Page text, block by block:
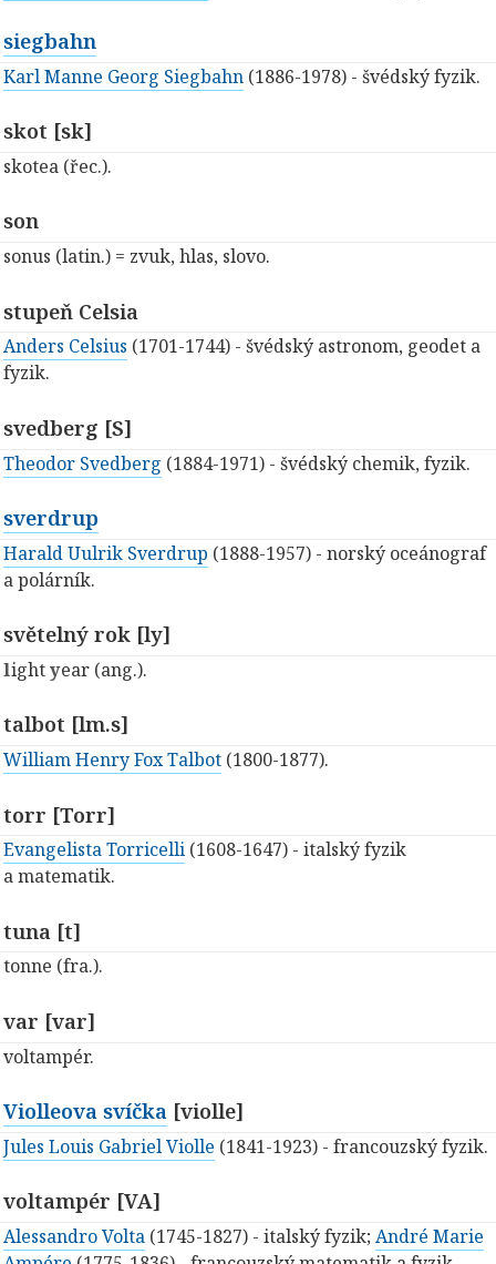
siegbahn
Karl Manne Georg Siegbahn (1886-1978) - švédský fyzik.
skot [sk]
skotea (řec.).
son
sonus (latin.) = zvuk, hlas, slovo.
stupeň Celsia
Anders Celsius (1701-1744) - švédský astronom, geodet a
fyzik.
svedberg [S]
Theodor Svedberg (1884-1971) - švédský chemik, fyzik.
sverdrup
Harald Uulrik Sverdrup (1888-1957) - norský oceánograf
a polárník.
světelný rok [ly]
lightyear (ang.).
talbot [lm.s]
William Henry Fox Talbot (1800-1877).
torr [Torr]
Evangelista Torricelli (1608-1647) - italský fyzik
a matematik.
tuna [t]
tonne (fra.).
var [var]
voltampér.
Violleova svíčka [violle]
Jules Louis Gabriel Violle (1841-1923) - francouzský fyzik.
voltampér [VA]
Alessandro Volta (1745-1827) - italský fyzik;André Marie